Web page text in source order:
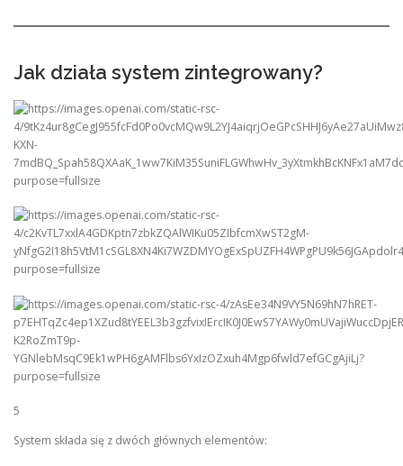
Jak działa system zintegrowany?
5
System składa się z dwóch głównych elementów: